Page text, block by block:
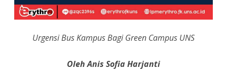
Urgensi Bus Kampus Bagi Green Campus UNS
Oleh Anis Sofia Harjanti